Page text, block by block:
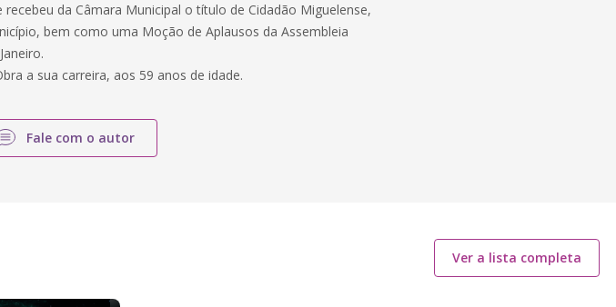
da Câmara Municipal o título de Cidadão Miguelense,
bem como uma Moção de Aplausos da Assembleia
a sua carreira, aos 59 anos de idade.
Fale com o autor
Ver a lista completa